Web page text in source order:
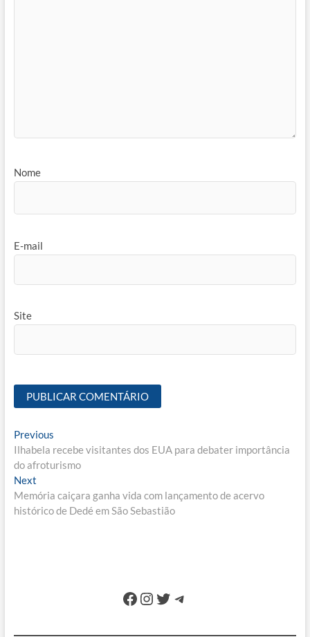
Nome
E-mail
Site
Navegação
de
Post
PreviousPrevious
post:
Ilhabela recebe visitantes dos EUA para debater importância
do afroturismo
NextNext
post:
Memória caiçara ganha vida com lançamento de acervo
histórico de Dedé em São Sebastião
Facebook
Instagram
Twitter
Telegram